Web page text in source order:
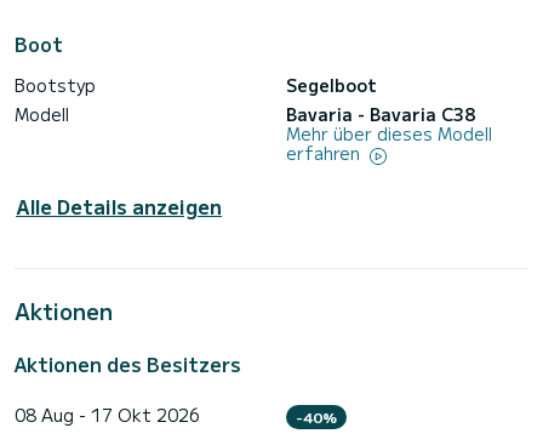
Boot
Bootstyp
Segelboot
Modell
Bavaria - Bavaria C38
Mehr über dieses Modell
erfahren
Alle Details anzeigen
Aktionen
Aktionen des Besitzers
08 Aug - 17 Okt 2026 -40%